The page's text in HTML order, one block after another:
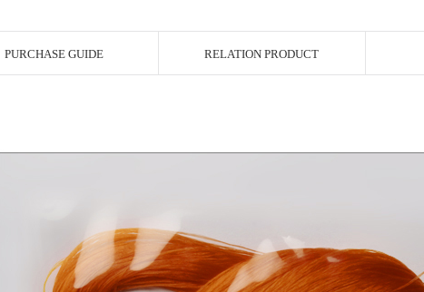
PURCHASE GUIDE RELATION PRODUCT